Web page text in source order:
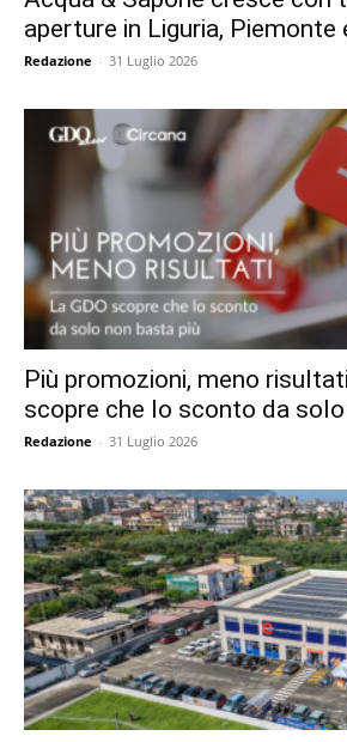
aperture in Liguria, Piemonte
Redazione - 31 Luglio 2026
Più promozioni, meno
scopre che lo sconto da
Redazione - 31 Luglio 2026